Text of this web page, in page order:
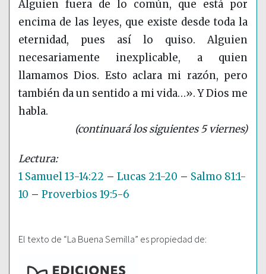
Alguien fuera de lo común, que está por
encima de las leyes, que existe desde toda la
eternidad, pues así lo quiso. Alguien
necesariamente inexplicable, a quien
llamamos Dios. Esto aclara mi razón, pero
también da un sentido a mi vida…». Y Dios me
habla.
(continuará los siguientes 5 viernes)
1 Samuel 13-14:22 – Lucas 2:1-20 – Salmo 81:1-
10 – Proverbios 19:5-6
El texto de “La Buena Semilla” es propiedad de: